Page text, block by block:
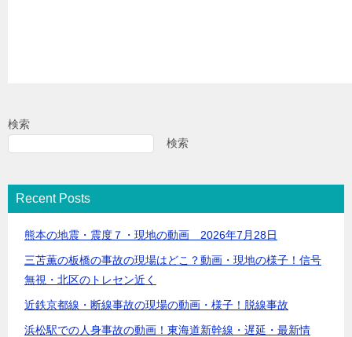
検索
検索
Recent Posts
熊本の地震・震度７・現地の動画 2026年7月28日
三苫薫の板橋の事故の現場はどこ？動画・現地の様子！信号
無視・北区のトレセン近く
近鉄京都線・断線事故の現場の動画・様子！脱線事故
浜松駅での人身事故の動画！東海道新幹線・遅延・最新情